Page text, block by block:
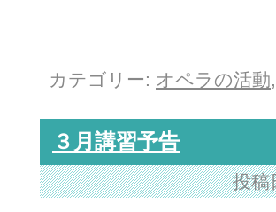
カテゴリー: オペラの活動
３月講習予告
投稿